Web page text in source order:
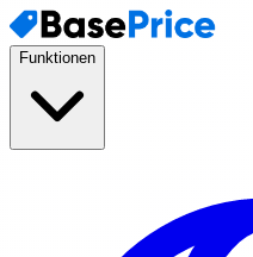
Funktionen